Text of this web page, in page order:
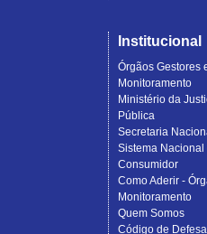
Institucional
Órgãos Gestores
Monitoramento
Ministério da
Pública
Secretaria
Sistema Nacional
Consumidor
Como Aderir -
Monitoramento
Quem Somos
Código de